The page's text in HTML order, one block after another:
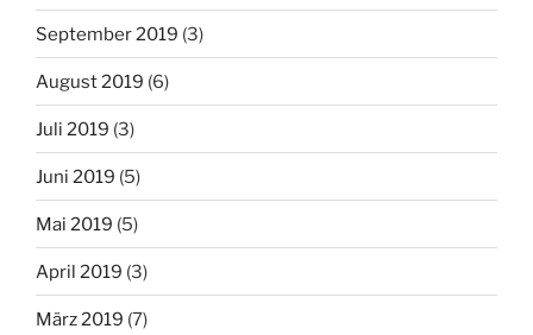
September 2019 (3)
August 2019 (6)
Juli 2019 (3)
Juni 2019 (5)
Mai 2019 (5)
April 2019 (3)
März 2019 (7)